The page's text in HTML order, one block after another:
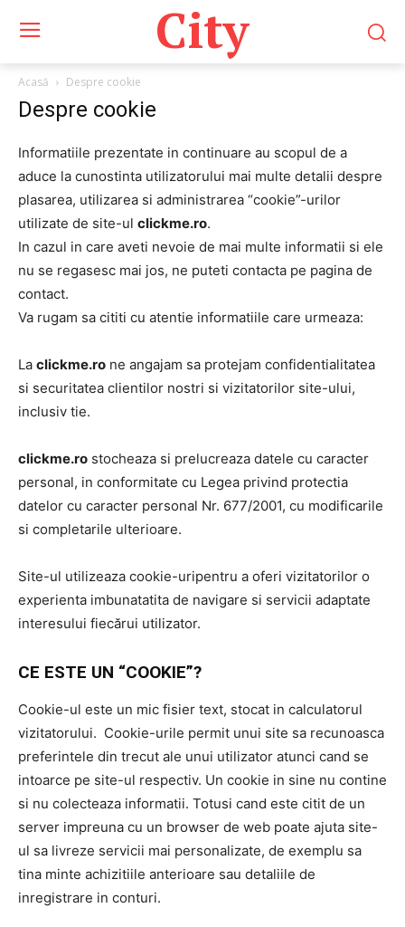
City
Acasă Despre cookie
Despre cookie
Informatiile prezentate in continuare au scopul de a
aduce la cunostinta utilizatorului mai multe detalii despre
plasarea, utilizarea si administrarea “cookie”-urilor
utilizate de site-ul clickme.ro.
In cazul in care aveti nevoie de mai multe informatii si ele
nu se regasesc mai jos, ne puteti contacta pe pagina de
contact.
Va rugam sa cititi cu atentie informatiile care urmeaza:
La clickme.ro ne angajam sa protejam confidentialitatea
si securitatea clientilor nostri si vizitatorilor site-ului,
inclusiv tie.
clickme.ro stocheaza si prelucreaza datele cu caracter
personal, in conformitate cu Legea privind protectia
datelor cu caracter personal Nr. 677/2001, cu modificarile
si completarile ulterioare.
Site-ul utilizeaza cookie-uripentru a oferi vizitatorilor o
experienta imbunatatita de navigare si servicii adaptate
interesului fiecărui utilizator.
CE ESTE UN “COOKIE”?
Cookie-ul este un mic fisier text, stocat in calculatorul
vizitatorului. Cookie-urile permit unui site sa recunoasca
preferintele din trecut ale unui utilizator atunci cand se
intoarce pe site-ul respectiv. Un cookie in sine nu contine
si nu colecteaza informatii. Totusi cand este citit de un
server impreuna cu un browser de web poate ajuta site-
ul sa livreze servicii mai personalizate, de exemplu sa
tina minte achizitiile anterioare sau detaliile de
inregistrare in conturi.